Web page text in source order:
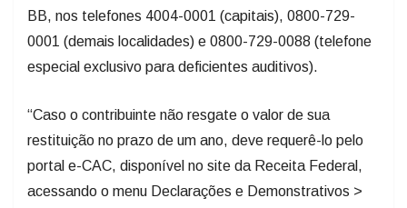
BB, nos telefones 4004-0001 (capitais), 0800-729-
0001 (demais localidades) e 0800-729-0088 (telefone
especial exclusivo para deficientes auditivos).
“Caso o contribuinte não resgate o valor de sua
restituição no prazo de um ano, deve requerê-lo pelo
portal e-CAC, disponível no site da Receita Federal,
acessando o menu Declarações e Demonstrativos >